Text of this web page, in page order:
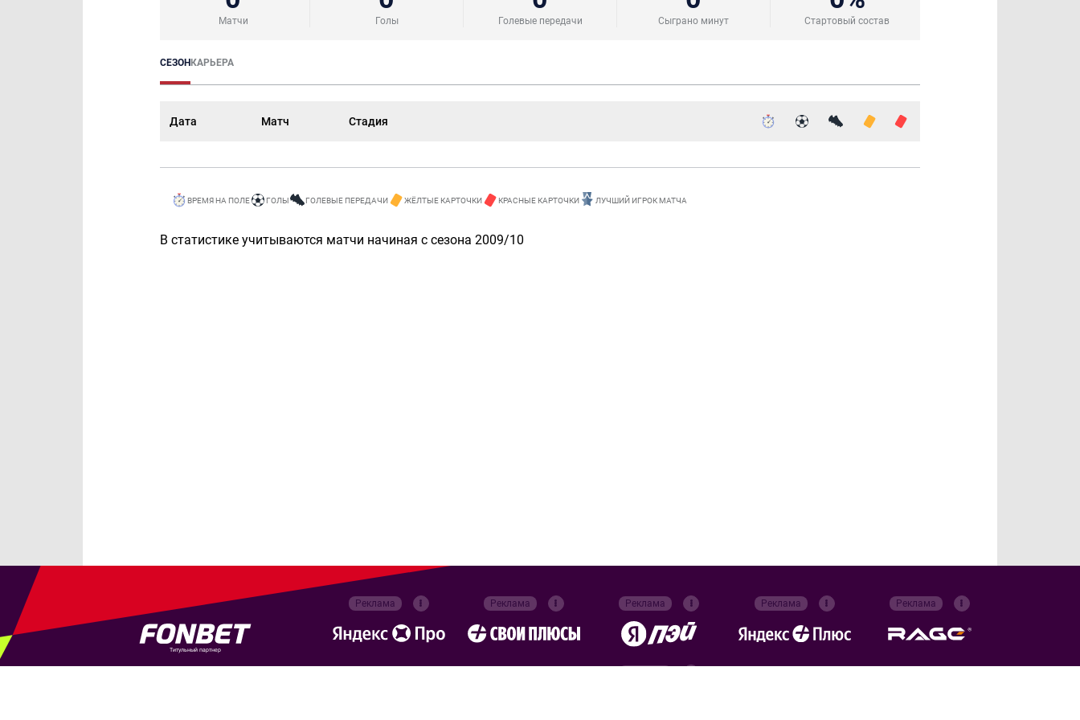
Матчи Голы Голевые передачи Сыграно минут Стартовый состав
СЕЗОНКАРЬЕРА
Дата Матч Стадия
ВРЕМЯ НА ПОЛЕ ГОЛЫ ГОЛЕВЫЕ ПЕРЕДАЧИ ЖЁЛТЫЕ КАРТОЧКИ КРАСНЫЕ КАРТОЧКИ ЛУЧШИЙ ИГРОК МАТЧА
В статистике учитываются матчи начиная с сезона 2009/10
Титульный партнер
Реклама Реклама Реклама Реклама Реклама